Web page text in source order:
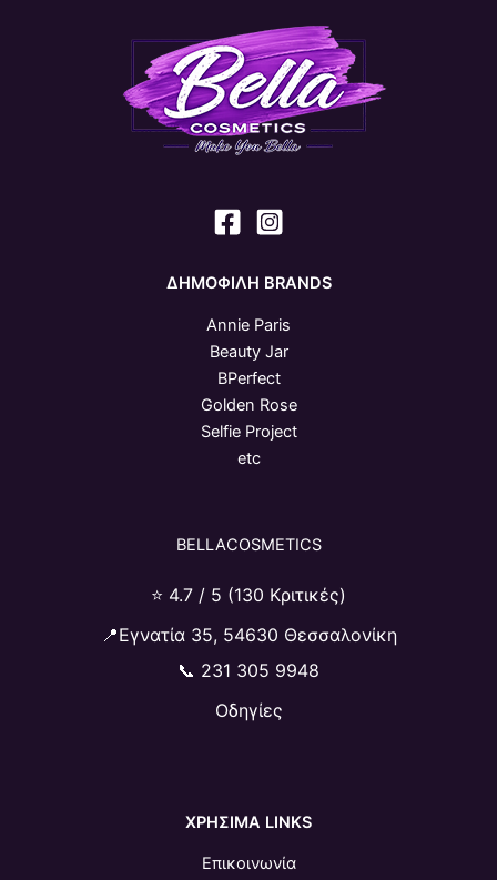
ΔΗΜΟΦΙΛΗ BRANDS
Annie Paris
Beauty Jar
BPerfect
Golden Rose
Selfie Project
etc
BELLACOSMETICS
⭐ 4.7 / 5 (130 Κριτικές)
📍Εγνατία 35, 54630 Θεσσαλονίκη
📞 231 305 9948
Οδηγίες
ΧΡΗΣΙΜΑ LINKS
Επικοινωνία